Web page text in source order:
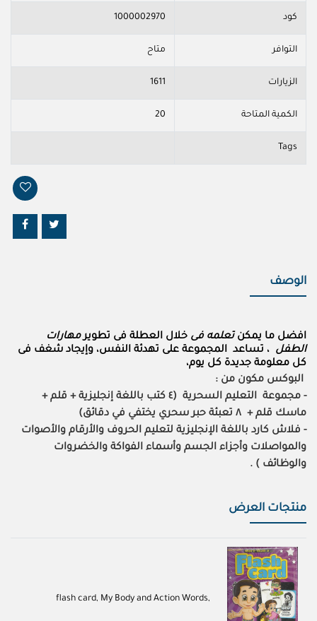
كود 1000002970
التوافر متاح
الزيارات 1611
الكمية المتاحة 20
Tags
الوصف
افضل ما يمكنتعلمه فى خلال العطلة فى تطويرمهارات
الطفل ، تساعد المجموعة على تهدئة النفس، وإيجاد شغف فى
كل معلومة جديدة كل يوم،
البوكس مكون من :
- مجموعة التعليم السحرية (٤ كتب باللغة إنجليزية + قلم +
ماسك قلم + ٨ تعبئة حبر سحري يختفي في دقائق)
- فلاش كارد باللغة الإنجليزية لتعليم الحروف والأرقام والأصوات
والمواصلات وأجزاء الجسم وأسماء الفواكة والخضروات
والوظائف ) .
منتجات العرض
,flash card, My Body and Action Words